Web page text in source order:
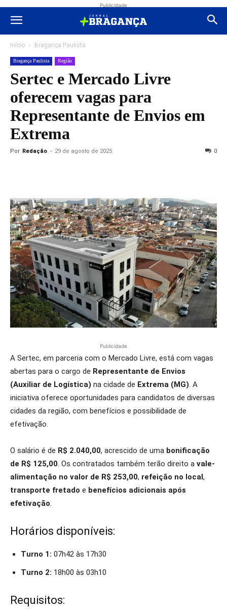
Publicidade
Início Bragança Paulista
Bragança Paulista Região
Sertec e Mercado Livre
oferecem vagas para
Representante de Envios em
Extrema
Por Redação - 29 de agosto de 2025 0
Publicidade
A Sertec, em parceria com o Mercado Livre, está com vagas
abertas para o cargo de Representante de Envios
(Auxiliar de Logística) na cidade de Extrema (MG). A
iniciativa oferece oportunidades para candidatos de diversas
cidades da região, com benefícios e possibilidade de
efetivação.
O salário é de R$ 2.040,00, acrescido de uma bonificação
de R$ 125,00. Os contratados também terão direito a vale-
alimentação no valor de R$ 253,00, refeição no local,
transporte fretado e benefícios adicionais após
efetivação.
Horários disponíveis:
Turno 1: 07h42 às 17h30
Turno 2: 18h00 às 03h10
Requisitos: